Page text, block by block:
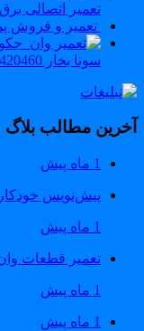
تعمیر اتصالی برق وان
تعمیر و فروش
سونا بخار 22420460
مطالب بلاگ
1 ماه پیش
پیش‌نویس خودکار
تعمیر قطعات وان
1 ماه پیش